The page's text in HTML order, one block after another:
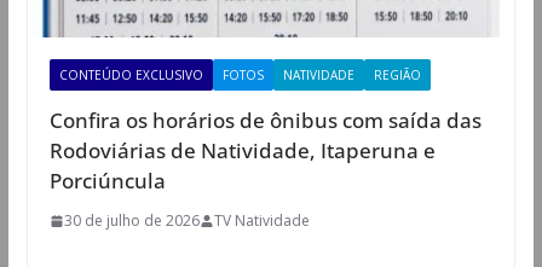
CONTEÚDO EXCLUSIVO FOTOS NATIVIDADE REGIÃO
Confira os horários de ônibus com saída das
Rodoviárias de Natividade, Itaperuna e
Porciúncula
30 de julho de 2026 TV Natividade